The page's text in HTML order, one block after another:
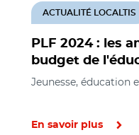
PLF 2024 : les
budget de
ACTUALITÉ LOCALTIS
Jeunesse, éducation
En savoir plus